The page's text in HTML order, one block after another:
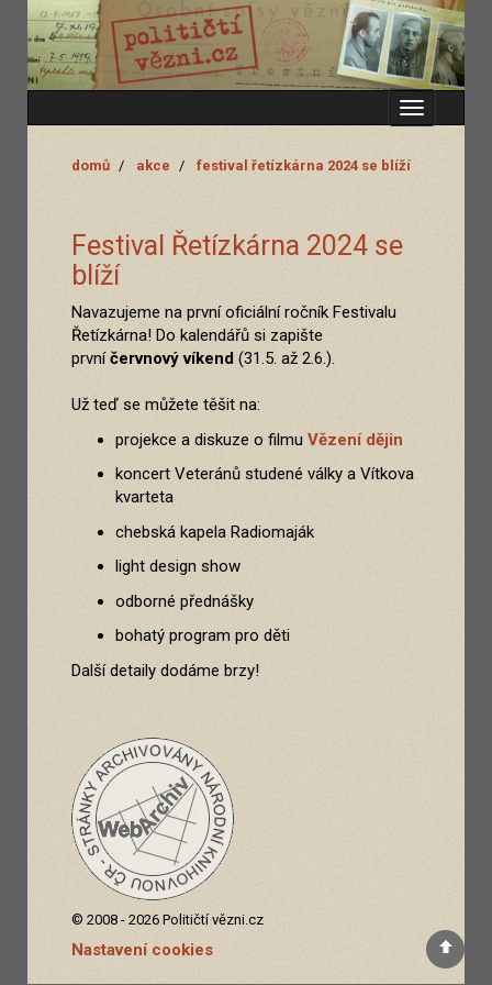
Zobrazit
domů akce festival řetízkárna 2024 se blíží
Festival Řetízkárna 2024 se
blíží
Navazujeme na první oficiální ročník Festivalu
Řetízkárna! Do kalendářů si zapište
prvníčervnový víkend (31.5. až 2.6.).
Už teď se můžete těšit na:
projekce a diskuze o filmu Vězení dějin
koncert Veteránů studené války a Vítkova
kvarteta
chebská kapela Radiomaják
light design show
odborné přednášky
bohatý program pro děti
Další detaily dodáme brzy!
© 2008 - 2026 Političtí vězni.cz
Nastavení cookies